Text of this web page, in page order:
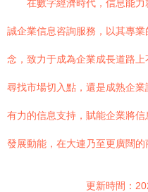
在數字經濟時代，信息能
誠企業信息咨詢服務，以其專
念，致力于成為企業成長道路
尋找市場切入點，還是成熟企
有力的信息支持，賦能企業將
發展動能，在大連乃至更廣闊的
更新時間：